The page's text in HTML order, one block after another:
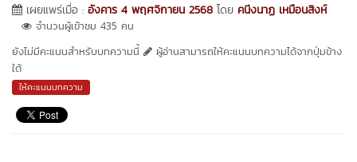
เผยแพร่เมื่อ : อังคาร 4 พฤศจิกายน 2568 โดย คนึงนาฏ เหมือนสิงห์
จำนวนผู้เข้าชม 435 คน
ยังไม่มีคะแนนสำหรับบทความนี้
ผู้อ่านสามารถให้คะแนนบทความได้จากปุ่มข้าง
ใต้
ให้คะแนนบทความ